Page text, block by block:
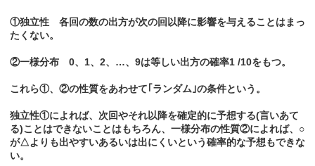
①独立性 各回の数の出方が次の回以降に影響を与えることはまっ
たくない。
②一様分布 0、1、2、…、9は等しい出方の確率1 /10をもつ。
これら①、②の性質をあわせて｢ランダム｣の条件という。
独立性①によれば、次回やそれ以降を確定的に予想する(言いあて
る)ことはできないことはもちろん、一様分布の性質②によれば、○
が△よりも出やすいあるいは出にくいという確率的な予想もできな
い。